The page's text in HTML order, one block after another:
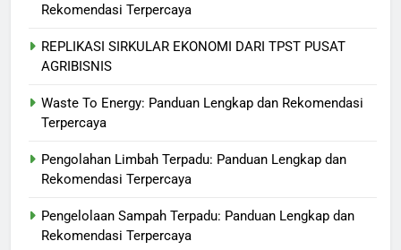
Rekomendasi Terpercaya
REPLIKASI SIRKULAR EKONOMI DARI TPST PUSAT
AGRIBISNIS
Waste To Energy: Panduan Lengkap dan Rekomendasi
Terpercaya
Pengolahan Limbah Terpadu: Panduan Lengkap dan
Rekomendasi Terpercaya
Pengelolaan Sampah Terpadu: Panduan Lengkap dan
Rekomendasi Terpercaya